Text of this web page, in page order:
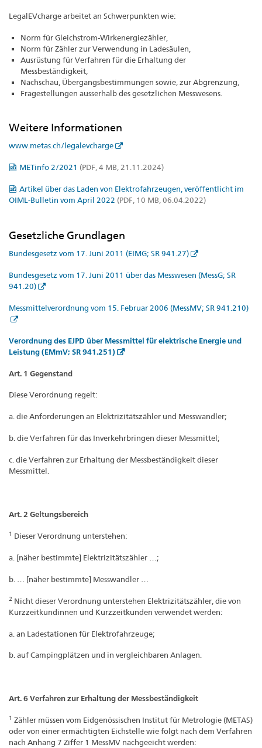
LegalEVcharge arbeitet an Schwerpunkten wie:
Norm für Gleichstrom-Wirkenergiezähler,
Norm für Zähler zur Verwendung in Ladesäulen,
Ausrüstung für Verfahren für die Erhaltung der
Messbeständigkeit,
Nachschau, Übergangsbestimmungen sowie, zur Abgrenzung,
Fragestellungen ausserhalb des gesetzlichen Messwesens.
Weitere Informationen
www.metas.ch/legalevcharge
METinfo 2/2021 (PDF, 4 MB, 21.11.2024)
Artikel über das Laden von Elektrofahrzeugen, veröffentlicht im
OIML-Bulletin vom April 2022 (PDF, 10 MB, 06.04.2022)
Gesetzliche Grundlagen
Bundesgesetz vom 17. Juni 2011 (EIMG; SR 941.27)
Bundesgesetz vom 17. Juni 2011 über das Messwesen (MessG; SR
941.20)
Messmittelverordnung vom 15. Februar 2006 (MessMV; SR 941.210)
Verordnung des EJPD über Messmittel für elektrische Energie und
Leistung (EMmV; SR 941.251)
Art. 1 Gegenstand
Diese Verordnung regelt:
a. die Anforderungen an Elektrizitätszähler und Messwandler;
b. die Verfahren für das Inverkehrbringen dieser Messmittel;
c. die Verfahren zur Erhaltung der Messbeständigkeit dieser
Messmittel.
Art. 2 Geltungsbereich
1 Dieser Verordnung unterstehen:
a. [näher bestimmte] Elektrizitätszähler …;
b. … [näher bestimmte] Messwandler …
2 Nicht dieser Verordnung unterstehen Elektrizitätszähler, die von
Kurzzeitkundinnen und Kurzzeitkunden verwendet werden:
a. an Ladestationen für Elektrofahrzeuge;
b. auf Campingplätzen und in vergleichbaren Anlagen.
Art. 6 Verfahren zur Erhaltung der Messbeständigkeit
1 Zähler müssen vom Eidgenössischen Institut für Metrologie (METAS)
oder von einer ermächtigten Eichstelle wie folgt nach dem Verfahren
nach Anhang 7 Ziffer 1 MessMV nachgeeicht werden: